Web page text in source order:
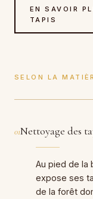
EN SAVOIR
TAPIS
SELON LA
01Nettoyage des
Au pied de la
expose ses
de la forêt